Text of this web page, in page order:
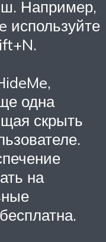
Например,
используйте
одна
скрыть
на